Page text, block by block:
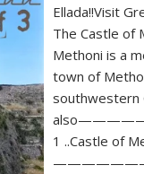
Ellada!!Visit
The Castle of
Methoni is a
town of
1 ..Castle of